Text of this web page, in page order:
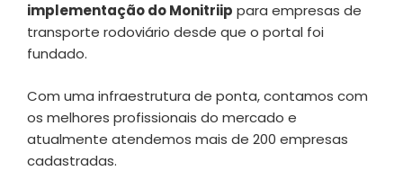
implementação do Monitriip para empresas de
transporte rodoviário desde que o portal foi
fundado.
Com uma infraestrutura de ponta, contamos com
os melhores profissionais do mercado e
atualmente atendemos mais de 200 empresas
cadastradas.